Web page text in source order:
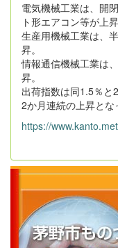
電気機械工業は、開
ト形エアコン等が上昇
生産用機械工業は、
昇。
情報通信機械工業は
昇。
出荷指数は同1.5％と
2か月連続の上昇とな
https://